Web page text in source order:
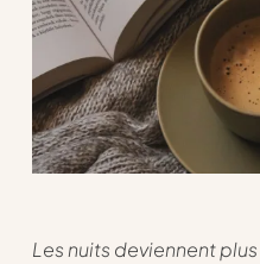
Les nuits deviennent